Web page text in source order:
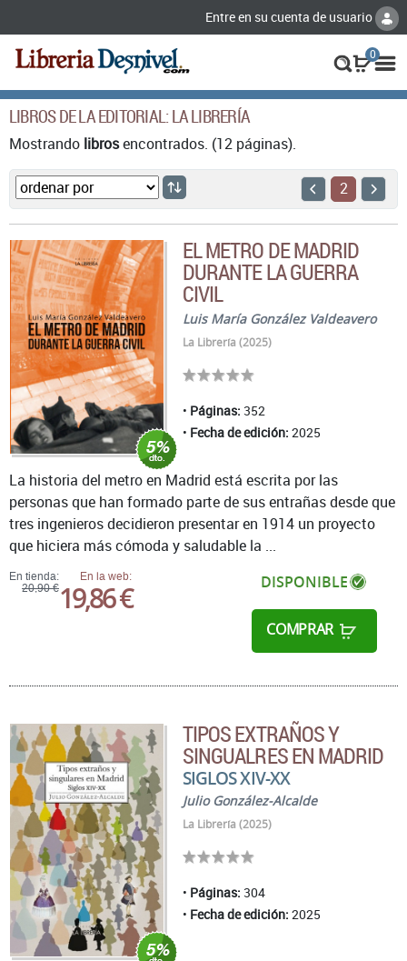
Entre en su cuenta de usuario
0
LIBROS DE LA EDITORIAL: LA LIBRERÍA
Mostrando librosencontrados. (12 páginas).
2
EL METRO DE MADRID
DURANTE LA GUERRA
CIVIL
Luis María González Valdeavero
La Librería (2025)
Páginas: 352
Fecha de edición: 2025
En tienda:
20,90 €
En la web:
19,86 € DISPONIBLE
COMPRAR
La historia del metro en Madrid está escrita por las
personas que han formado parte de sus entrañas desde que
tres ingenieros decidieron presentar en 1914 un proyecto
que hiciera más cómoda y saludable la ...
TIPOS EXTRAÑOS Y
SINGUALRES EN MADRID
SIGLOS XIV-XX
Julio González-Alcalde
La Librería (2025)
Páginas: 304
Fecha de edición: 2025